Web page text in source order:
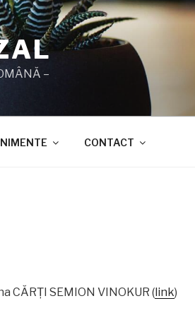
–
CONTACT
CĂRŢI SEMION VINOKUR ( link)